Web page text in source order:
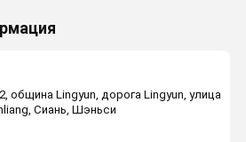
община Lingyun, дорога Lingyun, улица
Сиань, Шэньси